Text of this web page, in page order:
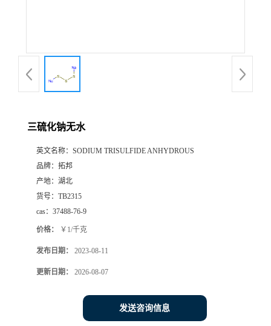
三硫化钠无水
英文名称： SODIUM TRISULFIDE ANHYDROUS
品牌： 拓邦
产地： 湖北
货号： TB2315
cas： 37488-76-9
价格： ￥1/千克
发布日期： 2023-08-11
更新日期： 2026-08-07
发送咨询信息